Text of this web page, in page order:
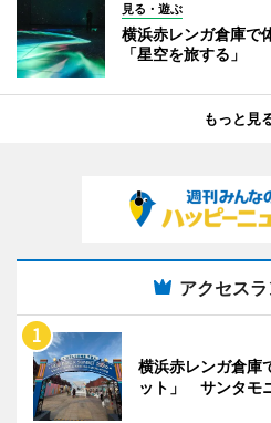
見る・遊ぶ
横浜赤レンガ倉庫で
「星空を旅する」
もっと見
アクセス
横浜赤レンガ倉庫
ット」 サンタモ